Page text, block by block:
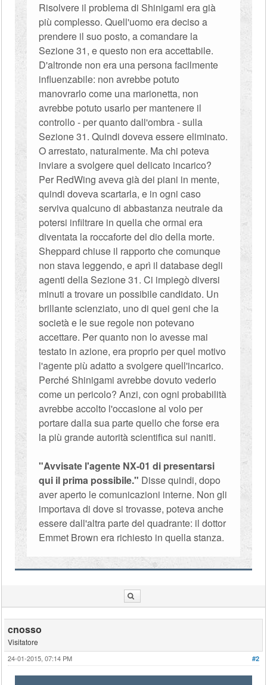
Risolvere il problema di Shinigami era già
più complesso. Quell'uomo era deciso a
prendere il suo posto, a comandare la
Sezione 31, e questo non era accettabile.
D'altronde non era una persona facilmente
influenzabile: non avrebbe potuto
manovrarlo come una marionetta, non
avrebbe potuto usarlo per mantenere il
controllo - per quanto dall'ombra - sulla
Sezione 31. Quindi doveva essere eliminato.
O arrestato, naturalmente. Ma chi poteva
inviare a svolgere quel delicato incarico?
Per RedWing aveva già dei piani in mente,
quindi doveva scartarla, e in ogni caso
serviva qualcuno di abbastanza neutrale da
potersi infiltrare in quella che ormai era
diventata la roccaforte del dio della morte.
Sheppard chiuse il rapporto che comunque
non stava leggendo, e aprì il database degli
agenti della Sezione 31. Ci impiegò diversi
minuti a trovare un possibile candidato. Un
brillante scienziato, uno di quei geni che la
società e le sue regole non potevano
accettare. Per quanto non lo avesse mai
testato in azione, era proprio per quel motivo
l'agente più adatto a svolgere quell'incarico.
Perché Shinigami avrebbe dovuto vederlo
come un pericolo? Anzi, con ogni probabilità
avrebbe accolto l'occasione al volo per
portare dalla sua parte quello che forse era
la più grande autorità scientifica sui naniti.
"Avvisate l'agente NX-01 di presentarsi
qui il prima possibile." Disse quindi, dopo
aver aperto le comunicazioni interne. Non gli
importava di dove si trovasse, poteva anche
essere dall'altra parte del quadrante: il dottor
Emmet Brown era richiesto in quella stanza.
cnosso
Visitatore
#2
24-01-2015, 07:14 PM